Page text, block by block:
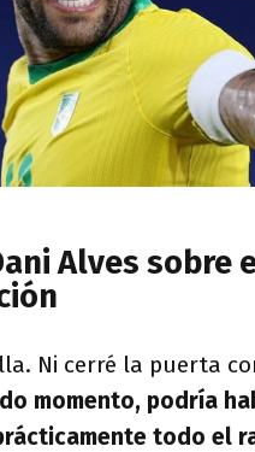
Alves sobre
Ni cerré la puerta
momento, podría
todo el